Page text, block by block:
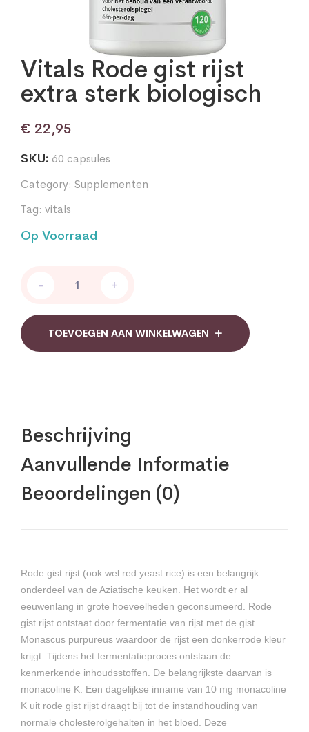
Vitals Rode gist rijst
extra sterk biologisch
€ 22,95
SKU: 60 capsules
Category: Supplementen
Tag: vitals
Op Voorraad
Rode
rijst
extra
sterk
- +
TOEVOEGEN AAN WINKELWAGEN
Beschrijving
Aanvullende Informatie
Beoordelingen (0)
Rode gist rijst (ook wel red yeast rice) is een belangrijk
onderdeel van de Aziatische keuken. Het wordt er al
eeuwenlang in grote hoeveelheden geconsumeerd. Rode
gist rijst ontstaat door fermentatie van rijst met de gist
Monascus purpureus waardoor de rijst een donkerrode kleur
krijgt. Tijdens het fermentatieproces ontstaan de
kenmerkende inhoudsstoffen. De belangrijkste daarvan is
monacoline K. Een dagelijkse inname van 10 mg monacoline
K uit rode gist rijst draagt bij tot de instandhouding van
normale cholesterolgehalten in het bloed. Deze